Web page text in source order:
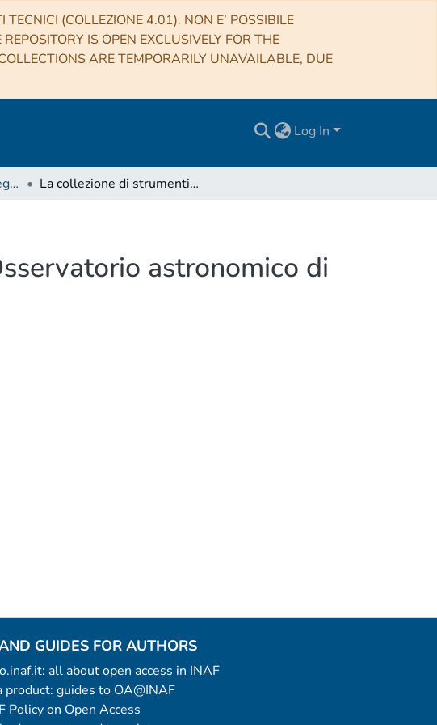
(COLLEZIONE 4.01). NON E’ POSSIBILE
IS OPEN EXCLUSIVELY FOR THE
ARE TEMPORARILY UNAVAILABLE, DUE
Log In
4.02 Rapporti tecnici pregressi La collezione di strumenti antichi dell'INAF-Osservatorio astronomico di Torino [inventario] [foto]
astronomico di
GUIDES FOR AUTHORS
all about open access in INAF
product: guides to OA@INAF
Policy on Open Access